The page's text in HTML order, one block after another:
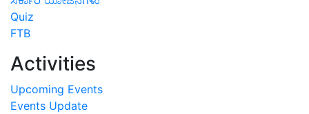
Quiz
FTB
Activities
Upcoming Events
Events Update